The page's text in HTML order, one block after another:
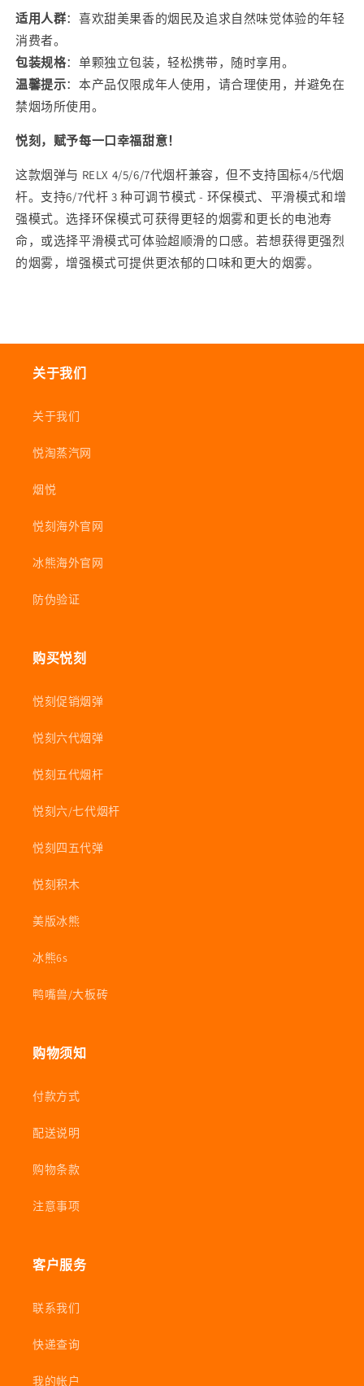
装
三
颗
起
售
的
数
装
起
售
数
适用人群：喜欢甜美果香的烟民及追求自然味觉体验的年轻
消费者。
包装规格：单颗独立包装，轻松携带，随时享用。
温馨提示：本产品仅限成年人使用，请合理使用，并避免在
禁烟场所使用。
悦刻，赋予每一口幸福甜意！
这款烟弹与 RELX 4/5/6/7代烟杆兼容，但不支持国标4/5代烟
杆。支持6/7代杆 3 种可调节模式 - 环保模式、平滑模式和增
强模式。选择环保模式可获得更轻的烟雾和更长的电池寿
命，或选择平滑模式可体验超顺滑的口感。若想获得更强烈
的烟雾，增强模式可提供更浓郁的口味和更大的烟雾。
关于我们
关于我们
悦淘蒸汽网
烟悦
悦刻海外官网
冰熊海外官网
防伪验证
购买悦刻
悦刻促销烟弹
悦刻六代烟弹
悦刻五代烟杆
悦刻六/七代烟杆
悦刻四五代弹
悦刻积木
美版冰熊
冰熊6s
鸭嘴兽/大板砖
购物须知
付款方式
配送说明
购物条款
注意事项
客户服务
联系我们
快递查询
我的帐户